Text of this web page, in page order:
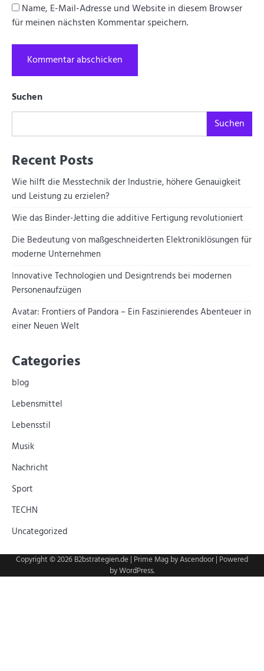
Name, E-Mail-Adresse und Website in diesem Browser
für meinen nächsten Kommentar speichern.
Suchen
Suchen
Recent Posts
Wie hilft die Messtechnik der Industrie, höhere Genauigkeit
und Leistung zu erzielen?
Wie das Binder-Jetting die additive Fertigung revolutioniert
Die Bedeutung von maßgeschneiderten Elektroniklösungen für
moderne Unternehmen
Innovative Technologien und Designtrends bei modernen
Personenaufzügen
Avatar: Frontiers of Pandora – Ein Faszinierendes Abenteuer in
einer Neuen Welt
Categories
blog
Lebensmittel
Lebensstil
Musik
Nachricht
Sport
TECHN
Uncategorized
Copyright © 2026B2bstrategien.de | Prime Mag byAscendoor| Powered
byWordPress.